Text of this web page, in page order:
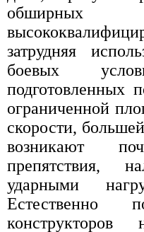
обширных
затрудняя
боевых
подготовленных
ограниченной
скорости,
возникают
препятствия,
ударными
Естественно